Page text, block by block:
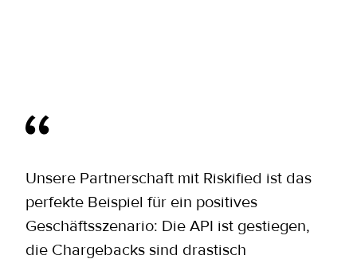
Unsere Partnerschaft mit Riskified ist das
perfekte Beispiel für ein positives
Geschäftsszenario: Die API ist gestiegen,
die Chargebacks sind drastisch